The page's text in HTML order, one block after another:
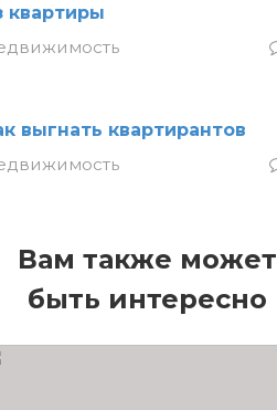
квартиры
выгнать квартирантов
Вам также может
быть интересно